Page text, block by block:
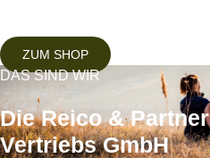
ZUM SHOP
DAS SIND WIR
Die Reico & Partner
Vertriebs GmbH